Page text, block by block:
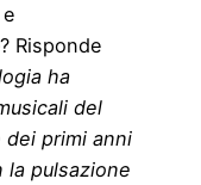
Risponde
ha
del
primi anni
la pulsazione